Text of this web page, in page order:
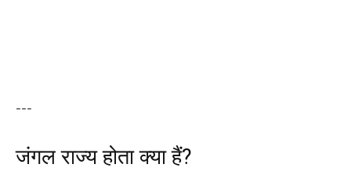
---
जंगल राज्य होता क्या हैं?